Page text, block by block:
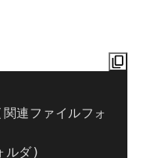
連ファイルフォ
ルダ)